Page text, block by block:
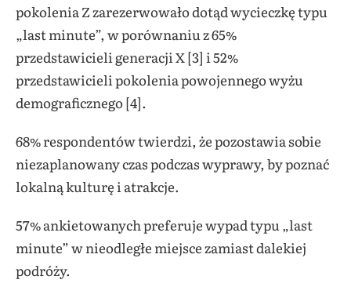
pokolenia Z zarezerwowało dotąd wycieczkę typu
„last minute”, w porównaniu z 65%
przedstawicieli generacji X [3] i 52%
przedstawicieli pokolenia powojennego wyżu
demograficznego [4].
68% respondentów twierdzi, że pozostawia sobie
niezaplanowany czas podczas wyprawy, by poznać
lokalną kulturę i atrakcje.
57% ankietowanych preferuje wypad typu „last
minute” w nieodległe miejsce zamiast dalekiej
podróży.